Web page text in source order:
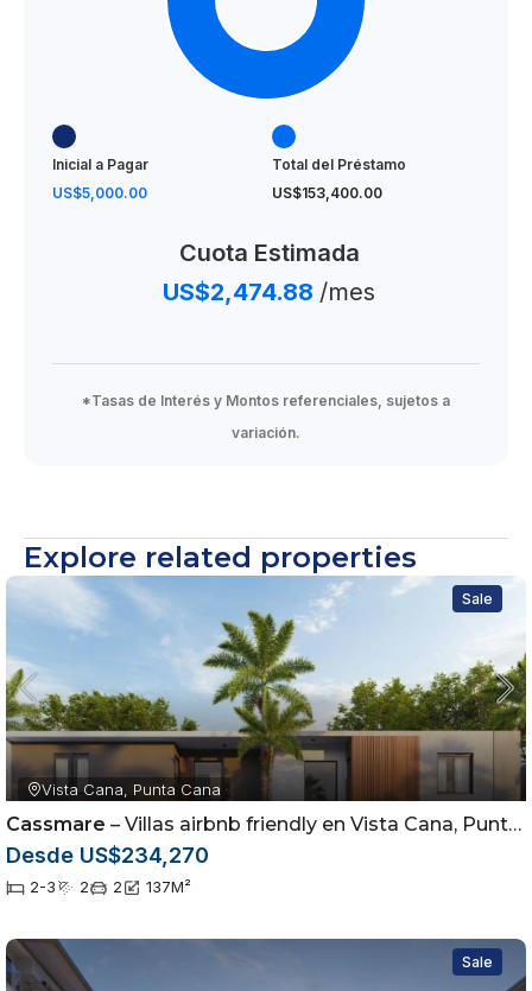
Inicial a Pagar
US$5,000.00
Total del Préstamo
US$153,400.00
Cuota Estimada
US$2,474.88 /mes
*Tasas de Interés y Montos referenciales, sujetos a
variación.
Explore related properties
Sale
Vista Cana, Punta Cana
Cassmare – Villas airbnb friendly en Vista Cana, Punta Cana
Desde US$234,270
2-3 2 2 137M²
Sale